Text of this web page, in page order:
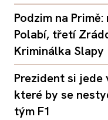
Podzim na
Polabí, třetí
Kriminálka Slapy
Prezident si jede
které by se
tým F1